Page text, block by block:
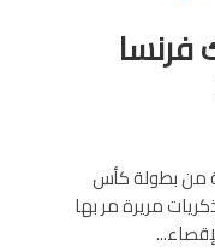
فرنسا
من بطولة كأس
الأذهان ذكريات مريرة مر بها